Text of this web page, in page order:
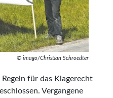
© imago/Christian Schroedter
für das Klagerecht
Vergangene